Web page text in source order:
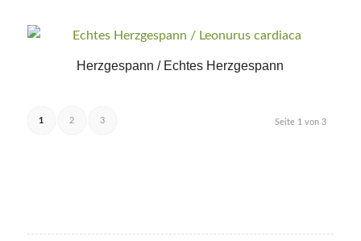
Herzgespann / Echtes Herzgespann
Seite 1 von 3
1 2 3